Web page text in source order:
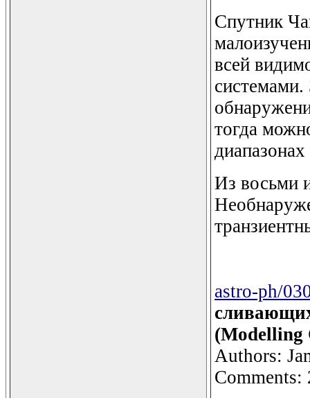
Спутник
всей
тогда
Из восьми
astro-ph/
(Modelling
Authors:
Comments: